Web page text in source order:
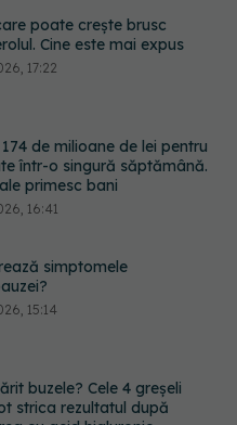
de milioane de lei pentru
simptomele
buzele? Cele 4 greșeli